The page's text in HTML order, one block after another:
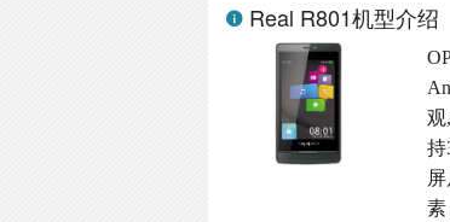
Real R801机型介绍
观
持
素